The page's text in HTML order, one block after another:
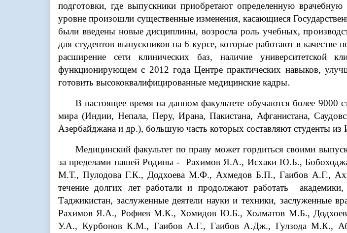
подготовки, где выпускники приобретают определенную
уровне произошли существенные изменения, касающиеся
были введены новые дисциплины, возросла роль учебных,
для студентов выпускников на 6 курсе, которые работают в качестве
расширение сети клинических баз, наличие университетской
функционирующем с 2012 года Центре практических навыков,
готовить высококвалифицированные медицинские кадры.
В настоящее время на данном факультете обучаются более 9000
мира (Индии, Непала, Перу, Ирана, Пакистана, Афганистана,
Азербайджана и др.), большую часть которых составляют студенты из
Медицинский факультет по праву может гордиться своими
за пределами нашей Родины - Рахимов Я.А., Исхаки Ю.Б.,
М.Т., Пулодова Г.К., Додхоева М.Ф., Ахмедов Б.П., Гаибов А.Г.,
течение долгих лет работали и продолжают работать
Таджикистан, заслуженные деятели науки и техники,
Рахимов Я.А., Рофиев М.К., Хомидов Ю.Б., Холматов М.Б.,
У.А., Курбонов К.М., Гаибов А.Г., Гаибов А.Дж., Гулзода М.К.,